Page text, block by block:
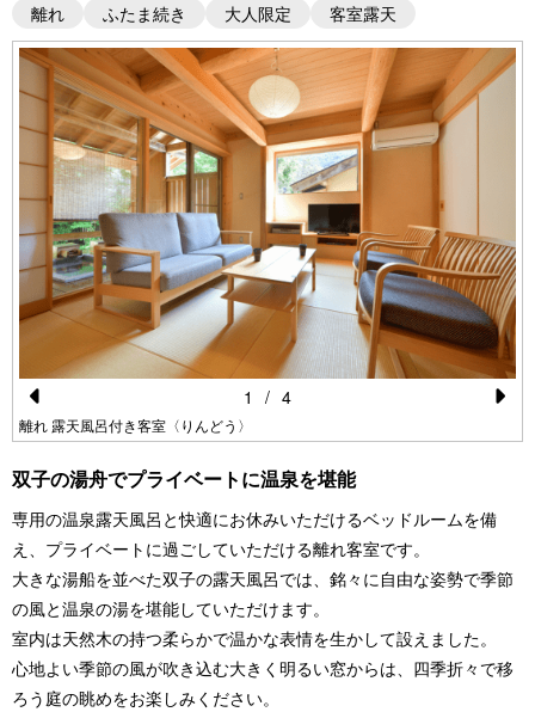
離れ ふたま続き 大人限定 客室露天
Pr
e
vi
o
u
s
離れ 露天風呂付き客室〈りんどう〉
1 / 4
双子の湯舟でプライベートに温泉を堪能
専用の温泉露天風呂と快適にお休みいただけるベッドルームを備
え、プライベートに過ごしていただける離れ客室です。
大きな湯船を並べた双子の露天風呂では、銘々に自由な姿勢で季節
の風と温泉の湯を堪能していただけます。
室内は天然木の持つ柔らかで温かな表情を生かして設えました。
心地よい季節の風が吹き込む大きく明るい窓からは、四季折々で移
ろう庭の眺めをお楽しみください。